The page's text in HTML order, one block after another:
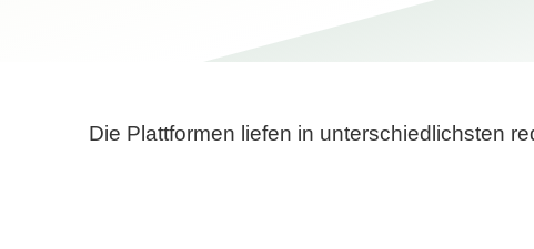
Die Plattformen liefen in unterschiedlichsten